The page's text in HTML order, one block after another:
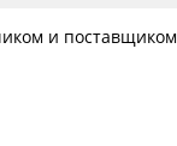
и поставщиком